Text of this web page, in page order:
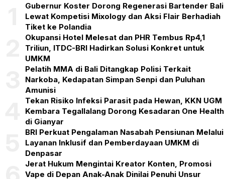
Gubernur Koster Dorong Regenerasi Bartender Bali
Lewat Kompetisi Mixology dan Aksi Flair Berhadiah
Tiket ke Polandia
Okupansi Hotel Melesat dan PHR Tembus Rp4,1
Triliun, ITDC-BRI Hadirkan Solusi Konkret untuk
UMKM
Pelatih MMA di Bali Ditangkap Polisi Terkait
Narkoba, Kedapatan Simpan Senpi dan Puluhan
Amunisi
Tekan Risiko Infeksi Parasit pada Hewan, KKN UGM
Kembara Tegallalang Dorong Kesadaran One Health
di Gianyar
BRI Perkuat Pengalaman Nasabah Pensiunan Melalui
Layanan Inklusif dan Pemberdayaan UMKM di
Denpasar
Jerat Hukum Mengintai Kreator Konten, Promosi
Vape di Depan Anak-Anak Dinilai Penuhi Unsur